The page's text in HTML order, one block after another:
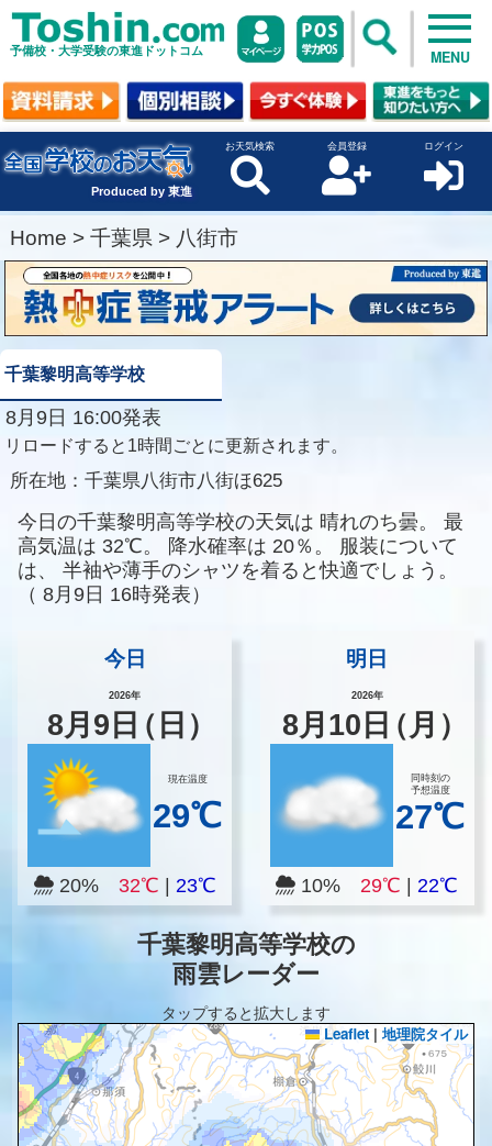
予備校・大学受験の東進ドットコム MENU
Produced by 東進
お天気検索 会員登録 ログイン
Home > 千葉県 > 八街市
千葉黎明高等学校
8月9日 16:00発表
リロードすると1時間ごとに更新されます。
所在地： 千葉県八街市八街ほ625
今日の千葉黎明高等学校の天気は 晴れのち曇。
最
高気温は 32℃。 降水確率は 20％。
服装について
は、
半袖や薄手のシャツを着ると快適でしょう。
（ 8月9日 16時発表）
今日
2026年
8月 9 日（日）
現在温度
29℃
20% 32℃ 23℃
明日
2026年
8月 10 日（月）
同時刻の
予想温度
27℃
10%29℃ |22℃
千葉黎明高等学校の
雨雲レーダー
タップすると拡大します
Leaflet | 地理院タイル